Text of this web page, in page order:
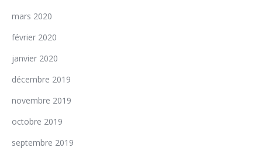
mars 2020
février 2020
janvier 2020
décembre 2019
novembre 2019
octobre 2019
septembre 2019